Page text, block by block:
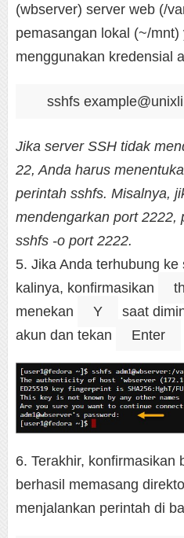
(wbserver) server web (/
pemasangan lokal (~/
menggunakan kredensial
sshfs
Jika server SSH tidak
22, Anda harus
perintah sshfs. Misalnya,
mendengarkan port 2222,
sshfs -o port 2222.
5. Jika Anda terhubung
kalinya, konfirmasikan
menekan
Y
saat
akun dan tekan
Enter
6. Terakhir, konfirmasikan
berhasil memasang
menjalankan perintah di